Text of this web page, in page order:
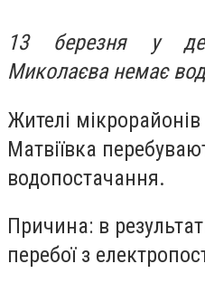
13 березня у
Миколаєва немає
Жителі
Матвіївка
водопостачання.
Причина: в
перебої з